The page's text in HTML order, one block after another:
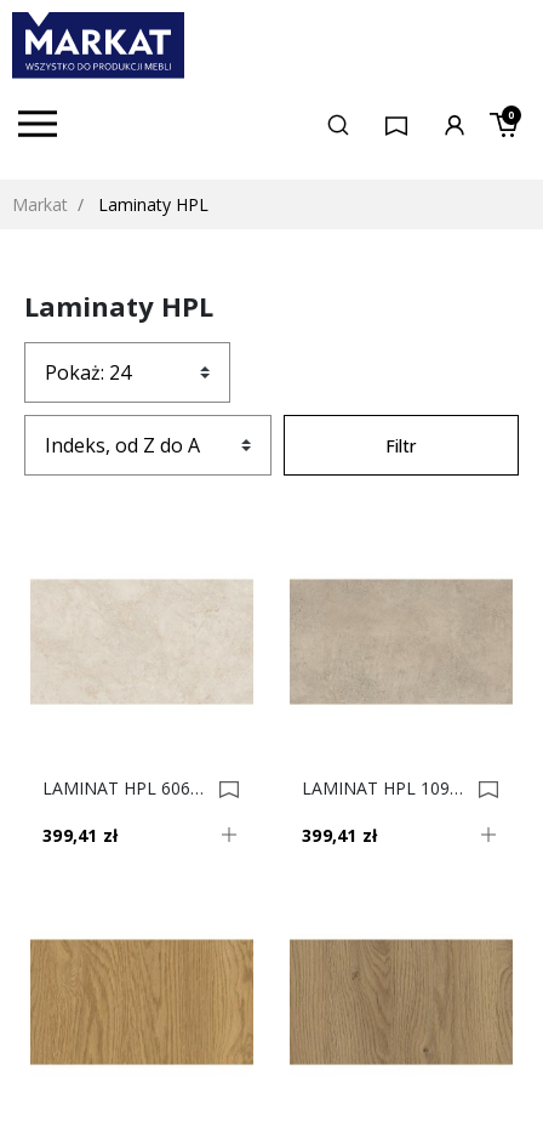
0
Markat Laminaty HPL
Laminaty HPL
Filtr
LAMINAT HPL 60674/TO 4100x1320X0,5 0034295
399,41 zł
LAMINAT HPL 1091/SK 4100x1320X0,5 0022823
399,41 zł